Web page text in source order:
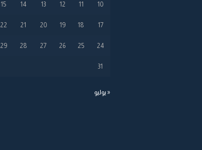
10
11
12
13
14
15
17
18
19
20
21
22
24
25
26
27
28
29
31
« يوليو